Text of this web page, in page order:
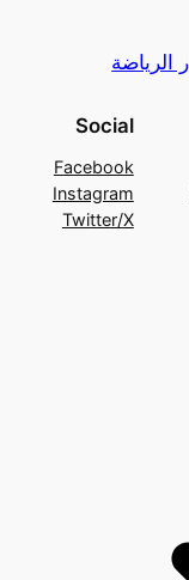
Social
Facebook
Instagram
Twitter/X